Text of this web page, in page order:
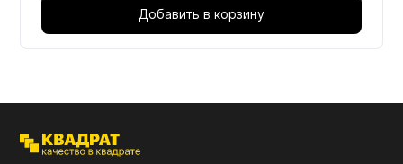
Добавить в корзину